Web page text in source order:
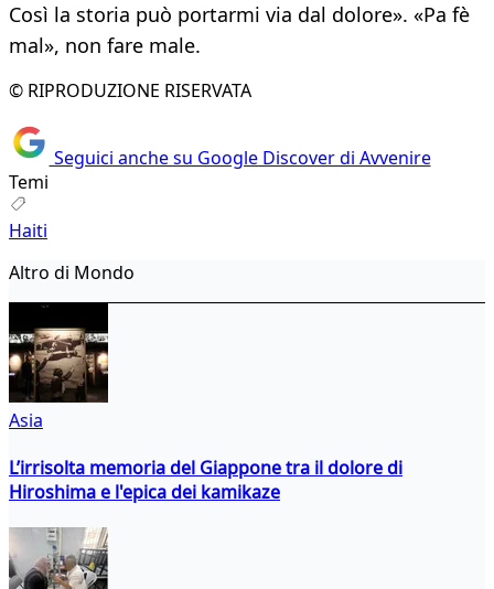
Così la storia può portarmi via dal dolore». «Pa fè
mal», non fare male.
© RIPRODUZIONE RISERVATA
Seguici anche su Google Discover di Avvenire
Temi
Haiti
Altro di Mondo
Asia
L’irrisolta memoria del Giappone tra il dolore di
Hiroshima e l'epica dei kamikaze